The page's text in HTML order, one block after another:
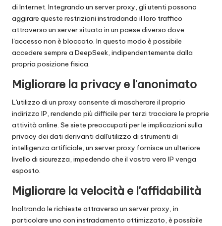
r
o
x
y
di Internet. Integrando un server proxy, gli utenti possono
aggirare queste restrizioni instradando il loro traffico
attraverso un server situato in un paese diverso dove
l'accesso non è bloccato. In questo modo è possibile
accedere sempre a DeepSeek, indipendentemente dalla
propria posizione fisica.
Migliorare la privacy e l'anonimato
L'utilizzo di un proxy consente di mascherare il proprio
indirizzo IP, rendendo più difficile per terzi tracciare le proprie
attività online. Se siete preoccupati per le implicazioni sulla
privacy dei dati derivanti dall'utilizzo di strumenti di
intelligenza artificiale, un server proxy fornisce un ulteriore
livello di sicurezza, impedendo che il vostro vero IP venga
esposto.
Migliorare la velocità e l'affidabilità
Inoltrando le richieste attraverso un server proxy, in
particolare uno con instradamento ottimizzato, è possibile